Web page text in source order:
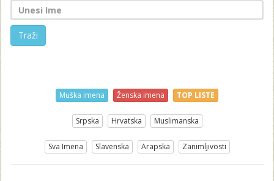
Traži
Muška imena Ženska imena TOP LISTE
Srpska Hrvatska Muslimanska
Sva Imena Slavenska Arapska Zanimljivosti